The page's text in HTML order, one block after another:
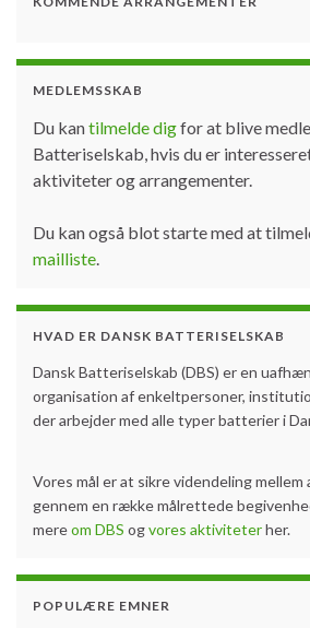
MEDLEMSSKAB
Du kantilmelde digfor at blive
Batteriselskab, hvis du er
aktiviteter og arrangementer.
Du kan også blot starte med at
mailliste.
HVAD ER DANSK BATTERISELSKAB
Dansk Batteriselskab (DBS) er en
organisation af enkeltpersoner,
der arbejder med alle typer batterier i
Vores mål er at sikre videndeling
gennem en række målrettede
mereom DBS ogvores aktiviteterher.
POPULÆRE EMNER